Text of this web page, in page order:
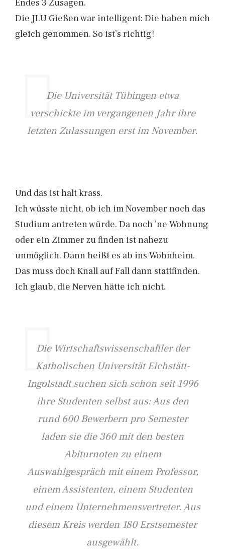
Endes 3 Zusagen.
Die JLU Gießen war intelligent: Die haben mich
gleich genommen. So ist’s richtig!
Die Universität Tübingen etwa
verschickte im vergangenen Jahr ihre
letzten Zulassungen erst im November.
Und das ist halt krass.
Ich wüsste nicht, ob ich im November noch das
Studium antreten würde. Da noch ’ne Wohnung
oder ein Zimmer zu finden ist nahezu
unmöglich. Dann heißt es ab ins Wohnheim.
Das muss doch Knall auf Fall dann stattfinden.
Ich glaub, die Nerven hätte ich nicht.
Die Wirtschaftswissenschaftler der
Katholischen Universität Eichstätt-
Ingolstadt suchen sich schon seit 1996
ihre Studenten selbst aus: Aus den
rund 600 Bewerbern pro Semester
laden sie die 360 mit den besten
Abiturnoten zu einem
Auswahlgespräch mit einem Professor,
einem Assistenten, einem Studenten
und einem Unternehmensvertreter. Aus
diesem Kreis werden 180 Erstsemester
ausgewählt.